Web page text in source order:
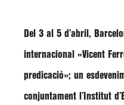
Del 3 al 5 d’abril ,
internacional «Vicent
predicació»; un
conjuntament l’I nstitut